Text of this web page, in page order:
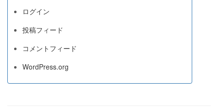
ログイン
投稿フィード
コメントフィード
WordPress.org